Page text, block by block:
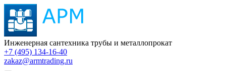
Инженерная сантехника трубы и металлопрокат
+7 (495) 134-16-40
zakaz@armtrading.ru